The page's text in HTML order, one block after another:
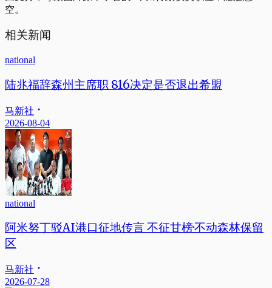
空。
相关新闻
national
陆兆福辞森州主席职 816决定是否退出希盟
马新社
2026-08-04
national
阿米努丁驳AI港口征地传言 不征甘榜·不动森林保留
区
马新社
2026-07-28